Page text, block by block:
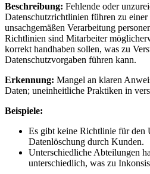
Beschreibung: Fehlende oder
Datenschutzrichtlinien führen zu
unsachgemäßen Verarbeitung
Richtlinien sind Mitarbeiter
korrekt handhaben sollen, was zu
Datenschutzvorgaben führen kann.
Erkennung: Mangel an klaren
Daten; uneinheitliche Praktiken in
Beispiele:
Es gibt keine Richtlinie für den
Datenlöschung durch Kunden.
Unterschiedliche Abteilungen
unterschiedlich, was zu